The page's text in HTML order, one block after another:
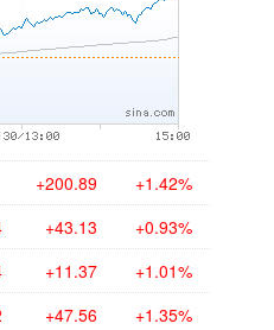
+200.89 +1.42%
+43.13 +0.93%
+11.37 +1.01%
+47.56 +1.35%